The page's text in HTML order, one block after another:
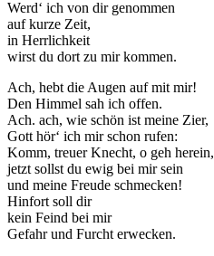
Werd‘ ich von dir genommen
auf kurze Zeit,
in Herrlichkeit
wirst du dort zu mir kommen.
Ach, hebt die Augen auf mit mir!
Den Himmel sah ich offen.
Ach. ach, wie schön ist meine Zier,
Gott hör‘ ich mir schon rufen:
Komm, treuer Knecht, o geh herein,
jetzt sollst du ewig bei mir sein
und meine Freude schmecken!
Hinfort soll dir
kein Feind bei mir
Gefahr und Furcht erwecken.